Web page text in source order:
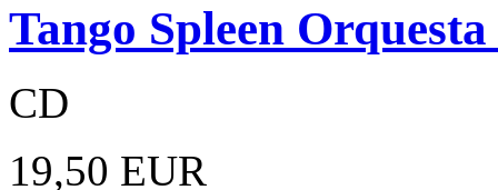
Tango Spleen
CD
19,50 EUR